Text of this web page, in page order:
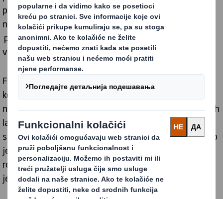
preduzeća suočavaju sa izazovima smanjenja uticaja
na životnu sredinu, istovremeno zadovoljavajući
potražnju potrošača za praktičnošću i
visokokvalitetnim proizvodima.
FMCG samit je pružio forum za lidere, inovatore i
kompanije iz cele regije da se okupe i podele uvide o
najnovijim trendovima i izazovima. Teme poput održivih
lanaca snabdevanja i principa cirkularne ekonomije bile
su u centru razgovora. DS Smith je bio počastvovan što
je mogao da prikaže našu paletu inovativnih održivih
rešenja za pakovanje, dizajniranih da zadovolje
jedinstvene zahteve FMCG preduzeća.